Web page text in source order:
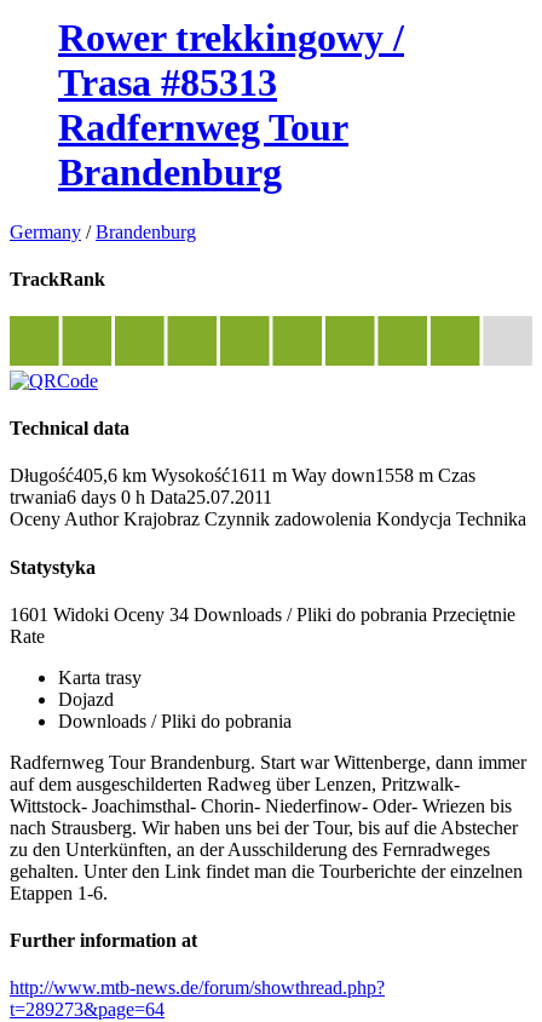
Rower trekkingowy /
Trasa #85313
Radfernweg Tour
Brandenburg
Germany /Brandenburg
TrackRank
Technical data
Długość405,6 km Wysokość1611 m Way down1558 m Czas
trwania6 days 0 h Data25.07.2011
Oceny Author Krajobraz Czynnik zadowolenia Kondycja Technika
Statystyka
1601 Widoki Oceny 34 Downloads / Pliki do pobrania Przeciętnie
Rate
Karta trasy
Dojazd
Downloads / Pliki do pobrania
Radfernweg Tour Brandenburg. Start war Wittenberge, dann immer
auf dem ausgeschilderten Radweg über Lenzen, Pritzwalk-
Wittstock- Joachimsthal- Chorin- Niederfinow- Oder- Wriezen bis
nach Strausberg. Wir haben uns bei der Tour, bis auf die Abstecher
zu den Unterkünften, an der Ausschilderung des Fernradweges
gehalten. Unter den Link findet man die Tourberichte der einzelnen
Etappen 1-6.
Further information at
http://www.mtb-news.de/forum/showthread.php?
t=289273&page=64